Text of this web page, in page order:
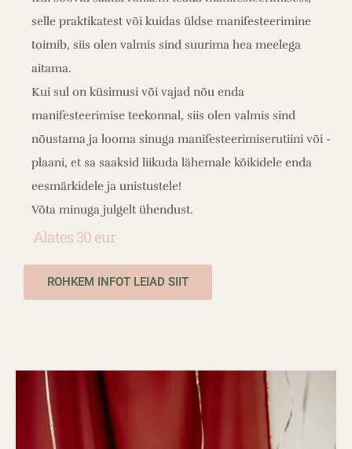
selle praktikatest või kuidas üldse manifesteerimine
toimib, siis olen valmis sind suurima hea meelega
aitama.
Kui sul on küsimusi või vajad nõu enda
manifesteerimise teekonnal, siis olen valmis sind
nõustama ja looma sinuga manifesteerimiserutiini või -
plaani, et sa saaksid liikuda lähemale kõikidele enda
eesmärkidele ja unistustele!
Võta minuga julgelt ühendust.
Alates 30 eur
ROHKEM INFOT LEIAD SIIT